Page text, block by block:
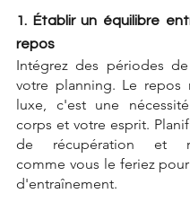
1. Établir un équilibre
repos
Intégrez des périodes
votre planning. Le repos
luxe, c'est une
corps et votre esprit.
de récupération et
comme vous le feriez
d'entraînement.